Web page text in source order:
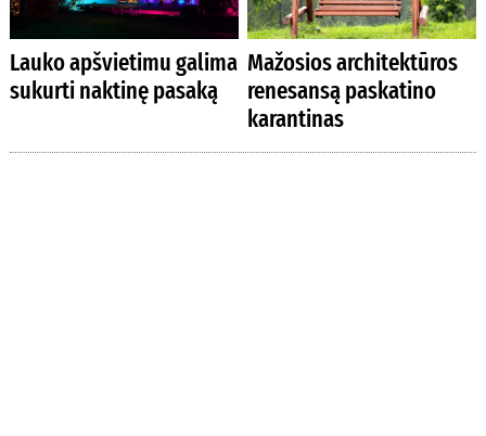
Lauko apšvietimu galima
sukurti naktinę pasaką
Mažosios architektūros
renesansą paskatino
karantinas